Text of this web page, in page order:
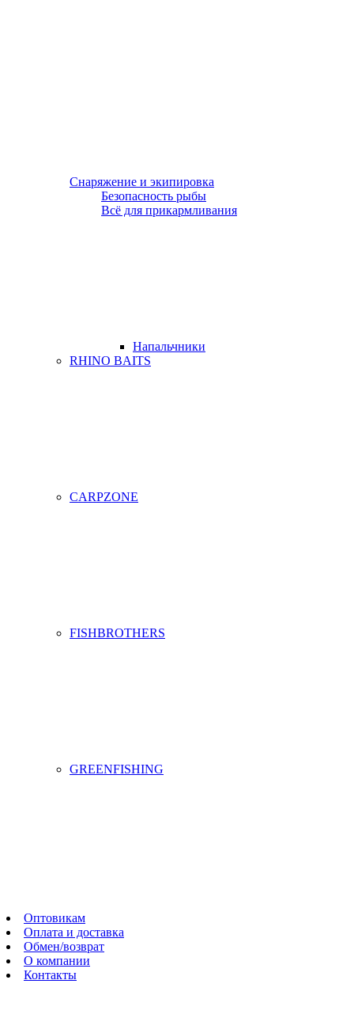
Снаряжение и экипировка
Безопасность рыбы
Всё для прикармливания
Напальчники
RHINO BAITS
CARPZONE
FISHBROTHERS
GREENFISHING
Оптовикам
Оплата и доставка
Обмен/возврат
О компании
Контакты